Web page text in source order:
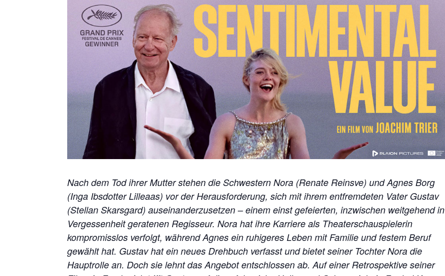
Nach dem Tod ihrer Mutter stehen die Schwestern Nora (Renate Reinsve) und Agnes Borg
(Inga Ibsdotter Lilleaas) vor der Herausforderung, sich mit ihrem entfremdeten Vater Gustav
(Stellan Skarsgard) auseinanderzusetzen – einem einst gefeierten, inzwischen weitgehend in
Vergessenheit geratenen Regisseur. Nora hat ihre Karriere als Theaterschauspielerin
kompromisslos verfolgt, während Agnes ein ruhigeres Leben mit Familie und festem Beruf
gewählt hat. Gustav hat ein neues Drehbuch verfasst und bietet seiner Tochter Nora die
Hauptrolle an. Doch sie lehnt das Angebot entschlossen ab. Auf einer Retrospektive seiner